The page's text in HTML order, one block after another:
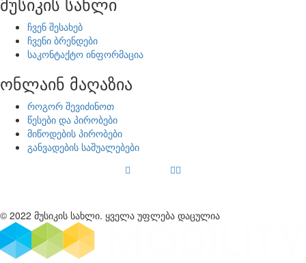
ჩვენ შესახებ
ჩვენი ბრენდები
საკონტაქტო ინფორმაცია
ონლაინ მაღაზია
როგორ შევიძინოთ
წესები და პირობები
მიწოდების პირობები
განვადების საშუალებები
© 2022 მუსიკის სახლი. ყველა უფლება დაცულია